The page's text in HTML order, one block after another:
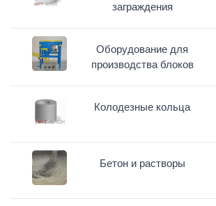
заграждения
Оборудование для
производства блоков
Колодезные кольца
Бетон и растворы